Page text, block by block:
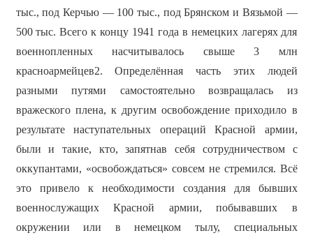
тыс., под Керчью — 100 тыс., под Брянском и Вязьмой —
500 тыс. Всего к концу 1941 года в немецких лагерях для
военнопленных насчитывалось свыше 3 млн
красноармейцев2. Определённая часть этих людей
разными путями самостоятельно возвращалась из
вражеского плена, к другим освобождение приходило в
результате наступательных операций Красной армии,
были и такие, кто, запятнав себя сотрудничеством с
оккупантами, «освобождаться» совсем не стремился. Всё
это привело к необходимости создания для бывших
военнослужащих Красной армии, побывавших в
окружении или в немецком тылу, специальных